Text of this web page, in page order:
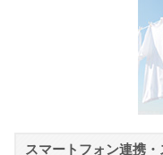
スマートフォン連携